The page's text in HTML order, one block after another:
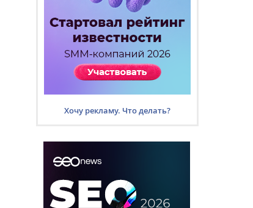
Хочу рекламу. Что делать?